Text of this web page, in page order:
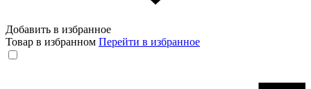
Добавить в избранное
Товар в избранном Перейти в избранное